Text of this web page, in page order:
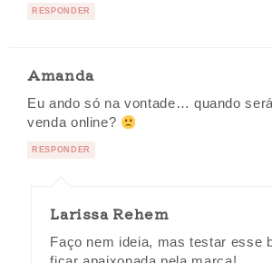
RESPONDER
Amanda
Eu ando só na vontade… quando
venda online?
RESPONDER
Larissa Rehem
Faço nem ideia, mas testar esse